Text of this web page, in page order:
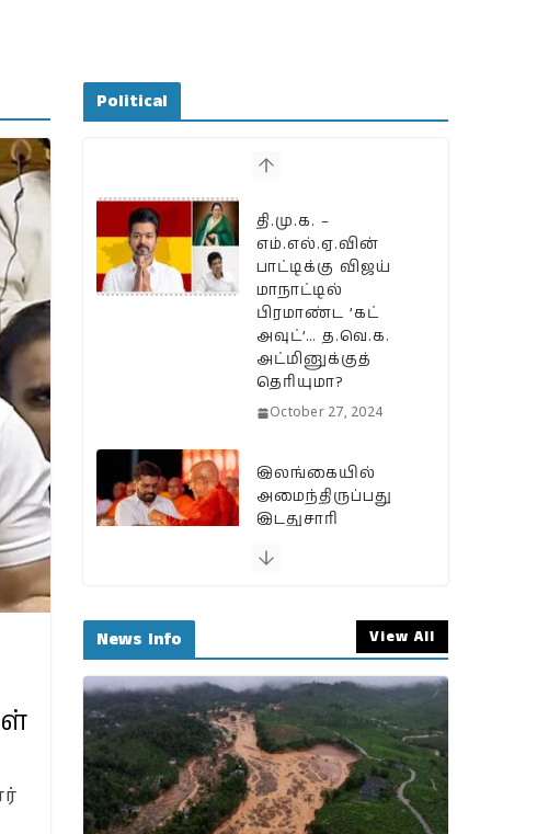
Political
தி.மு.க. –
எம்.எல்.ஏ.வின்
பாட்டிக்கு விஜய்
மாநாட்டில்
பிரமாண்ட ’கட்
அவுட்’… த.வெ.க.
அட்மினுக்குத்
தெரியுமா?
October 27, 2024
இலங்கையில்
அமைந்திருப்பது
இடதுசாரி
தமிழர்களால்
September 25, 2024
பேரழிவின் வடுவாக
வயநாடு: 40
ஆண்டுகள் கடந்து
அதே இடத்தில்
நிலச்சரிவு!
August 1, 2024
News Info View All